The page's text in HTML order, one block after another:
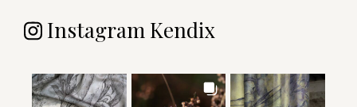
Instagram Kendix